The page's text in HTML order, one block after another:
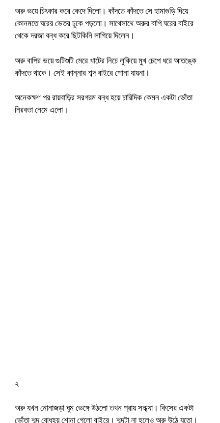
অরু ভয়ে চিৎকার করে কেদে দিলো। কাঁদতে কাঁদতে সে হামাগুড়ি দিয়ে
কোনমতে ঘরের ভেতর ঢুকে পড়লো। সাথেসাথে অরুর বাপি ঘরের বাইরে
থেকে দরজা বন্ধ করে ছিটকিনি লাগিয়ে দিলেন।
অরু বাপির ভয়ে গুটিশুটি মেরে খাটের নিচে লুকিয়ে মুখ চেপে ধরে আতঙ্কে
কাঁদতে থাকে। সেই কান্নার শব্দ বাইরে শোনা যায়না।
অনেকক্ষণ পর রায়বাড়ির সরগরম বন্ধ হয়ে চারিদিক কেমন একটা ভোঁতা
নিরবতা নেমে এলো।
২
অরু যখন নোনাজড়া ঘুম ভেঙ্গে উঠলো তখন প্রায় সন্ধ্যা। কিসের একটা
ভোঁতা শব্দ বোধহয় শোনা গেলো বাইরে। শব্দটা না হলেও অরু উঠে যতো।